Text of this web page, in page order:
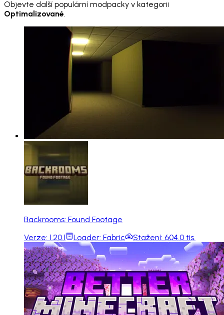
Objevte další populární modpacky v kategorii
Optimalizované.
Backrooms: Found Footage
Verze: 1.20.1 Loader: Fabric Stažení: 604.0 tis.